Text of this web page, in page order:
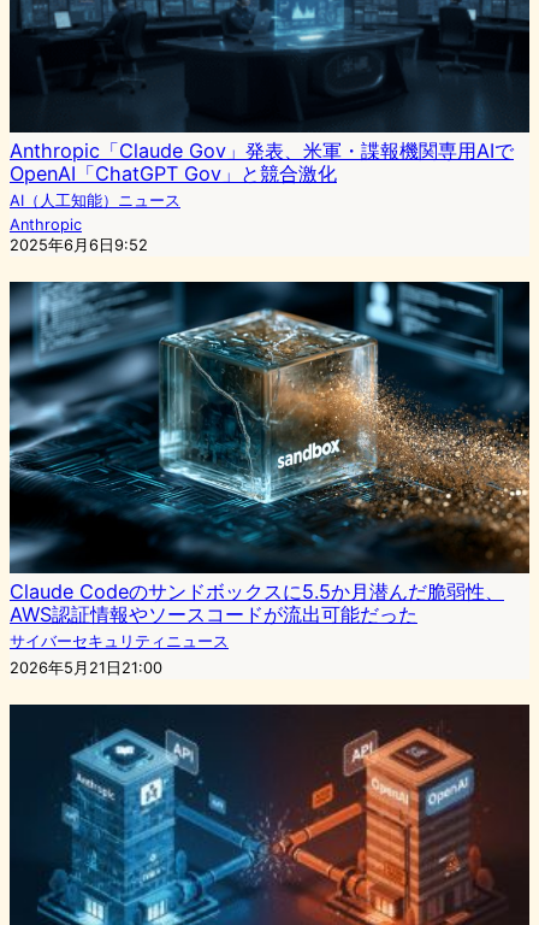
Anthropic「Claude Gov」発表、米軍・諜報機関専用AIで
OpenAI「ChatGPT Gov」と競合激化
AI（人工知能）ニュース
Anthropic
2025年6月6日9:52
Claude Codeのサンドボックスに5.5か月潜んだ脆弱性、
AWS認証情報やソースコードが流出可能だった
サイバーセキュリティニュース
2026年5月21日21:00